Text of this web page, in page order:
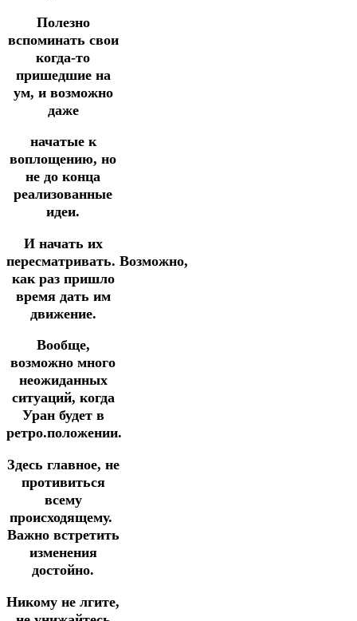
Полезно
вспоминать свои
когда-то
пришедшие на
ум, и возможно
даже
начатые к
воплощению, но
не до конца
реализованные
идеи.
И начать их
пересматривать. Возможно,
как раз пришло
время дать им
движение.
Вообще,
возможно много
неожиданных
ситуаций, когда
Уран будет в
ретро.положении.
Здесь главное, не
противиться
всему
происходящему.
Важно встретить
изменения
достойно.
Никому не лгите,